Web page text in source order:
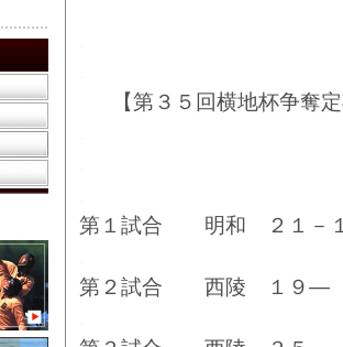
【第３５回横地杯争奪
第１試合 明和 ２１－
第２試合 西陵 １９―